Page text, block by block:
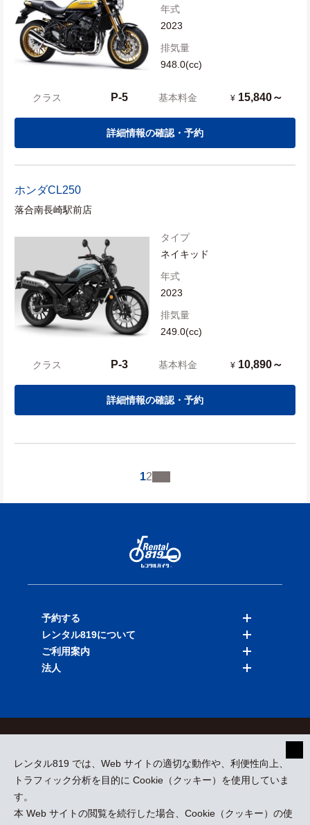
年式
2023
排気量
948.0(cc)
クラス P-5 基本料金 ¥ 15,840～
詳細情報の確認・予約
ホンダCL250
落合南長崎駅前店
タイプ
ネイキッド
年式
2023
排気量
249.0(cc)
クラス P-3 基本料金 ¥ 10,890～
詳細情報の確認・予約
12
レンタル819 では、Web サイトの適切な動作や、利便性向上、
トラフィック分析を目的に Cookie（クッキー）を使用していま
す。
本 Web サイトの閲覧を続行した場合、Cookie（クッキー）の使
予約する
バイクを探す
店舗を探す
レンタル819について
料金表
ご利用案内
法人
採用情報
プレスリリース
kizuki Rental Service © All Rights Reserved.